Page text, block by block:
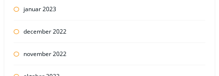
januar 2023
december 2022
november 2022